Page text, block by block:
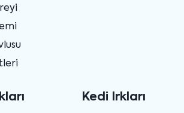
Kedi Irkları